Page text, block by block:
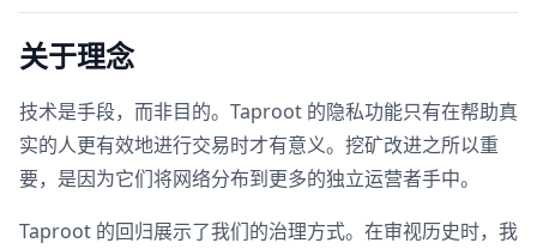
关于理念
技术是手段，而非目的。Taproot 的隐私功能只有在帮助真
实的人更有效地进行交易时才有意义。挖矿改进之所以重
要，是因为它们将网络分布到更多的独立运营者手中。
Taproot 的回归展示了我们的治理方式。在审视历史时，我